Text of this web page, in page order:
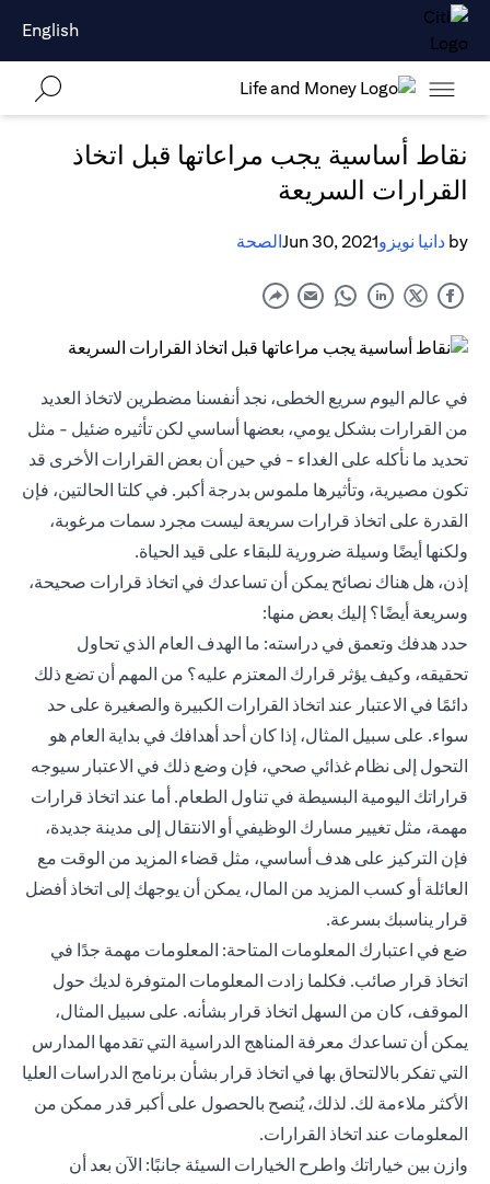
English
نقاط أساسية يجب مراعاتها قبل اتخاذ
القرارات السريعة
by دانيا نويزوJun 30, 2021الصحة
في عالم اليوم سريع الخطى، نجد أنفسنا مضطرين لاتخاذ العديد
من القرارات بشكل يومي، بعضها أساسي لكن تأثيره ضئيل - مثل
تحديد ما نأكله على الغداء - في حين أن بعض القرارات الأخرى قد
تكون مصيرية، وتأثيرها ملموس بدرجة أكبر. في كلتا الحالتين، فإن
القدرة على اتخاذ قرارات سريعة ليست مجرد سمات مرغوبة،
ولكنها أيضًا وسيلة ضرورية للبقاء على قيد الحياة.
إذن، هل هناك نصائح يمكن أن تساعدك في اتخاذ قرارات صحيحة،
وسريعة أيضًا؟ إليك بعض منها:
حدد هدفك وتعمق في دراسته: ما الهدف العام الذي تحاول
تحقيقه، وكيف يؤثر قرارك المعتزم عليه؟ من المهم أن تضع ذلك
دائمًا في الاعتبار عند اتخاذ القرارات الكبيرة والصغيرة على حد
سواء. على سبيل المثال، إذا كان أحد أهدافك في بداية العام هو
التحول إلى نظام غذائي صحي، فإن وضع ذلك في الاعتبار سيوجه
قراراتك اليومية البسيطة في تناول الطعام. أما عند اتخاذ قرارات
مهمة، مثل تغيير مسارك الوظيفي أو الانتقال إلى مدينة جديدة،
فإن التركيز على هدف أساسي، مثل قضاء المزيد من الوقت مع
العائلة أو كسب المزيد من المال، يمكن أن يوجهك إلى اتخاذ أفضل
قرار يناسبك بسرعة.
ضع في اعتبارك المعلومات المتاحة: المعلومات مهمة جدًا في
اتخاذ قرار صائب. فكلما زادت المعلومات المتوفرة لديك حول
الموقف، كان من السهل اتخاذ قرار بشأنه. على سبيل المثال،
يمكن أن تساعدك معرفة المناهج الدراسية التي تقدمها المدارس
التي تفكر بالالتحاق بها في اتخاذ قرار بشأن برنامج الدراسات العليا
الأكثر ملاءمة لك. لذلك، يُنصح بالحصول على أكبر قدر ممكن من
المعلومات عند اتخاذ القرارات.
وازن بين خياراتك واطرح الخيارات السيئة جانبًا: الآن بعد أن